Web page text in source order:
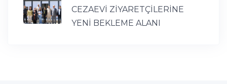
CEZAEVİ ZİYARETÇİLERİNE
YENİ BEKLEME ALANI